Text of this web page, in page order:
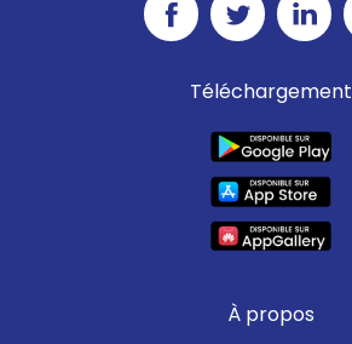
Téléchargement
À propos